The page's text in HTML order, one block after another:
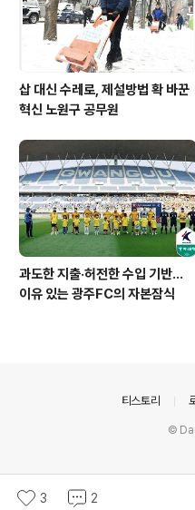
삽 대신 수레로, 제설방법 확 바꾼
혁신 노원구 공무원
과도한 지출·허전한 수입 기반…
이유 있는 광주FC의 자본잠식
3 2
티스토리
©